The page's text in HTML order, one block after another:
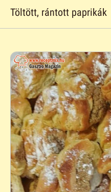
Töltött, rántott paprikák